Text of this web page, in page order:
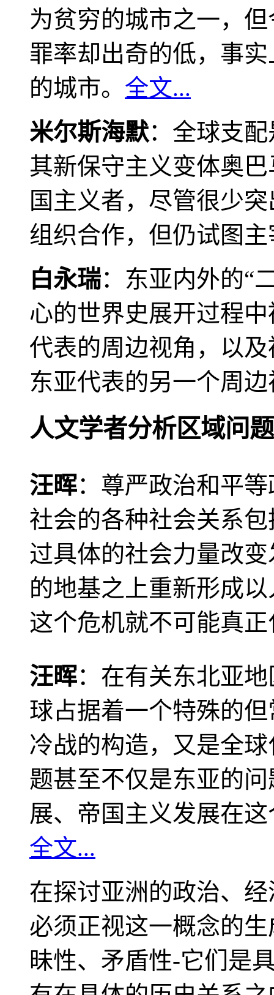
为贫穷的城市之一，
罪率却出奇的低，事
的城市。 全文...
米尔斯海默：全球支
其新保守主义变体奥
国主义者，尽管很少
组织合作，但仍试图
白永瑞：东亚内外的“
心的世界史展开过程
代表的周边视角，以
东亚代表的另一个周
人文学者分析区域问题
汪晖：尊严政治和平
社会的各种社会关系
过具体的社会力量改
的地基之上重新形成
这个危机就不可能真
汪晖：在有关东北亚
球占据着一个特殊的
冷战的构造，又是全
题甚至不仅是东亚的
展、帝国主义发展在
全文...
在探讨亚洲的政治、
必须正视这一概念的
昧性、矛盾性-它们是